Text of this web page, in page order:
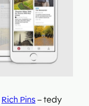
Rich Pins– tedy